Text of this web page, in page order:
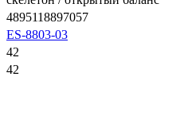
4895118897057
ES-8803-03
42
42